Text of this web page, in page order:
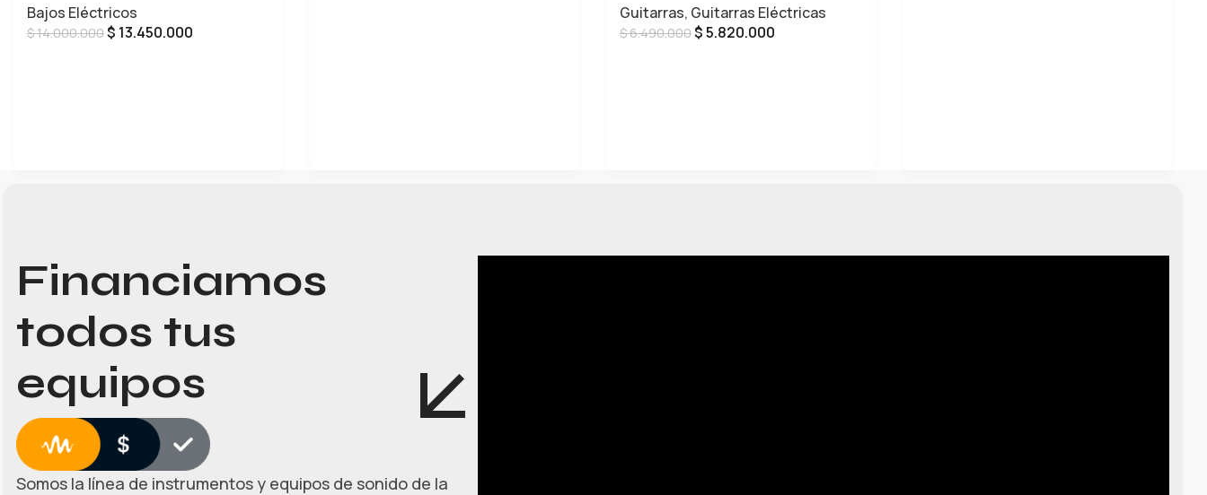
Bajos Eléctricos
$14.000.000$ 13.450.000
Guitarras, Guitarras Eléctricas
$6.490.000$5.820.000
Financiamos
todos tus
equipos
Somos la línea de instrumentos y equipos de sonido de la